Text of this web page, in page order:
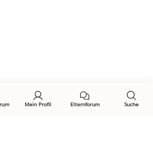
Mein Profil Elternforum Suche
rundumsbaby.de
@rundumsbaby_